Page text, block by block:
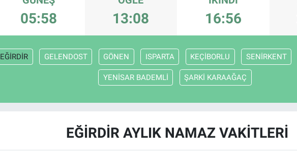
05:58 13:08 16:56
EĞİRDİR GELENDOST GÖNEN ISPARTA KEÇİBORLU SENİRKENT
YENİSAR BADEMLİ ŞARKİ KARAAĞAÇ
EĞİRDİR AYLIK NAMAZ VAKITLERI